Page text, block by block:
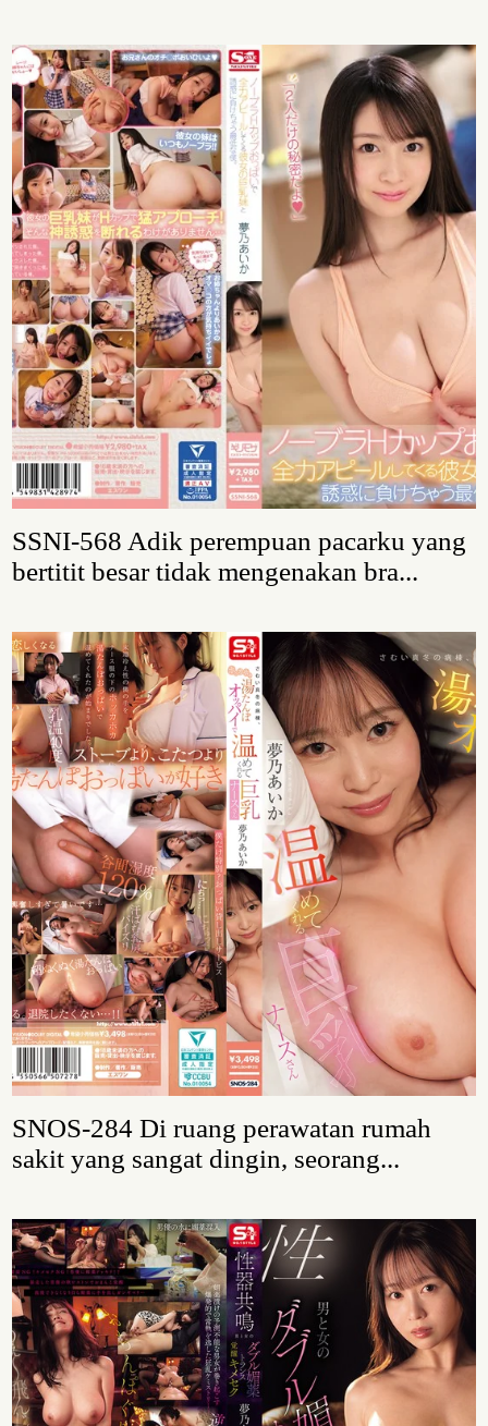
SSNI-568 Adik perempuan pacarku yang
bertitit besar tidak mengenakan bra...
SNOS-284 Di ruang perawatan rumah
sakit yang sangat dingin, seorang...